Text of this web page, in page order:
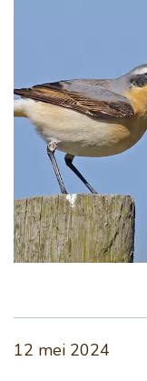
12 mei 2024